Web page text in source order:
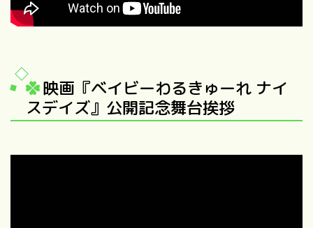
映画『ベイビーわるきゅーれ ナイ
スデイズ』公開記念舞台挨拶